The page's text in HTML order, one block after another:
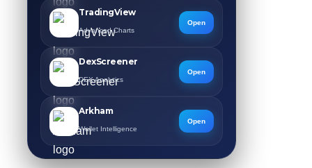
TradingView
Advanced Charts
Open
DexScreener
DEX Analytics
Open
Arkham
Wallet Intelligence
Open